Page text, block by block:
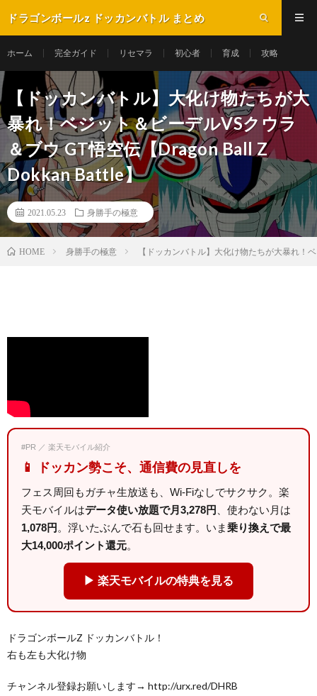
ドラゴンボールz ドッカンバトル まとめ
ホーム 完全ガイド リセマラ 初心者 育成 攻略
【ドッカンバトル】大化け物たちが大
暴れ！ベジット＆ビーデルVSクウラ
＆ブウ GT悟空伝【Dragon Ball Z
Dokkan Battle】
2021.05.23 身勝手の極意
HOME 身勝手の極意 【ドッカンバトル】大化け物たちが大暴れ！
#PR ／ 楽天モバイル紹介
📱 ドッカン勢こそ、通信費の見直しを
フェス周回もガチャ生放送も、Wi-Fiなしでサクサク。楽
天モバイルはデータ使い放題で月3,278円
、使わない月は
1,078円 。浮いたぶんで石も回せます。いま乗り換えで最
大14,000ポイント還元。
▶ 楽天モバイルの特典を見る
ドラゴンボールZ ドッカンバトル！
右も左も大化け物
チャンネル登録お願いします→ http://urx.red/DHRB